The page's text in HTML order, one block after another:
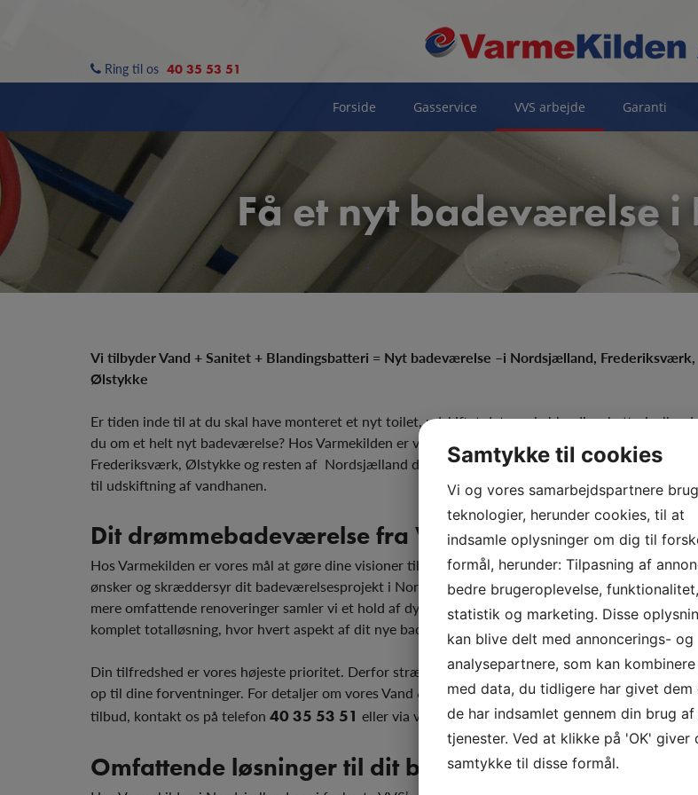
Ring til os 40 35 53 51
Forside Gasservice VVS arbejde Garanti
Få et nyt badeværelse
Vi tilbyder Vand + Sanitet + Blandingsbatteri = Nyt badeværelse –i Nordsjælland, Frederiksværk,
Ølstykke
Er tiden inde til at du skal have monteret et nyt toilet, udskiftet det gamle blandingsbatteri, eller
du om et helt nyt badeværelse? Hos Varmekilden er vi dine lokale specialister og faglærte VVS’ere i
Frederiksværk, Ølstykke og resten af Nordsjælland der hjælper dig med alting fra et helt nyt
til udskiftning af vandhanen.
Dit drømmebadeværelse fra Varmekilden
Hos Varmekilden er vores mål at gøre dine visioner til virkelighed. Vi tager os tid til at forstå dine
ønsker og skræddersyr dit badeværelsesprojekt i Nordsjælland for at opfylde netop dine behov. For
mere omfattende renoveringer samler vi et hold af dygtige tømrere, elektrikere og malere. Sådan
komplet totalløsning, hvor hvert aspekt af dit nye badeværelse bliver tilpasset ned til den mindste
Din tilfredshed er vores højeste prioritet. Derfor stræber vi altid efter at levere kvalitetsarbejde,
op til dine forventninger. For detaljer om vores Vand & Sanitet-tjenester, og for at få et
tilbud, kontakt os på telefon 40 35 53 51 eller via vores kontaktformular.
Omfattende løsninger til dit badeværelse& hjem
Samtykke til cookies
Vi og vores samarbejdspartnere
teknologier, herunder cookies, til at
indsamle oplysninger om dig til
formål, herunder: Tilpasning af
bedre brugeroplevelse, funktionalitet,
statistik og marketing. Disse
kan blive delt med annoncerings- og
analysepartnere, som kan
med data, du tidligere har givet dem
de har indsamlet gennem din brug af
tjenester. Ved at klikke på 'OK' giver
samtykke til disse formål.